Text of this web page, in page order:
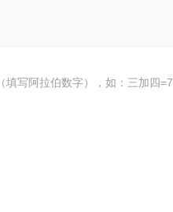
填写阿拉伯数字），如：三加四=7